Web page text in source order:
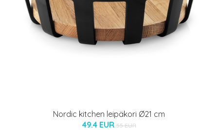
Nordic kitchen leipäkori Ø21 cm
49.4 EUR 55 EUR